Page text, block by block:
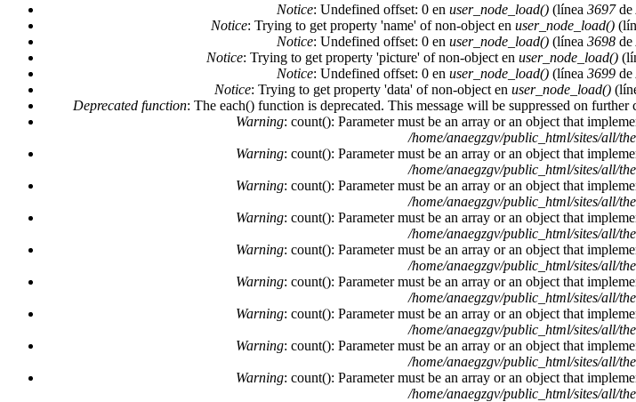
Notice: Undefined offset: 0 en user_node_load()(línea 3697de
Notice: Trying to get property 'name' of non-object en user_node_load()
Notice: Undefined offset: 0 en user_node_load()(línea 3698de
Notice: Trying to get property 'picture' of non-object en user_node_load()
Notice: Undefined offset: 0 en user_node_load()(línea 3699de
Notice: Trying to get property 'data' of non-object en user_node_load()
Deprecated function: The each() function is deprecated. This message will be suppressed on further
Warning: count(): Parameter must be an array or an object that
/home/anaegzgv/public_html/sites/all/
Warning: count(): Parameter must be an array or an object that
/home/anaegzgv/public_html/sites/all/
Warning: count(): Parameter must be an array or an object that
/home/anaegzgv/public_html/sites/all/
Warning: count(): Parameter must be an array or an object that
/home/anaegzgv/public_html/sites/all/
Warning: count(): Parameter must be an array or an object that
/home/anaegzgv/public_html/sites/all/
Warning: count(): Parameter must be an array or an object that
/home/anaegzgv/public_html/sites/all/
Warning: count(): Parameter must be an array or an object that
/home/anaegzgv/public_html/sites/all/
Warning: count(): Parameter must be an array or an object that
/home/anaegzgv/public_html/sites/all/
Warning: count(): Parameter must be an array or an object that
/home/anaegzgv/public_html/sites/all/